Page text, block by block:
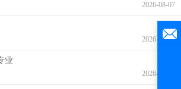
2026-08-07
2026-08-07
业
2026-08-07